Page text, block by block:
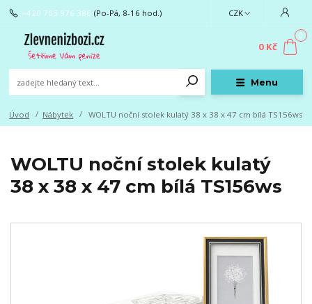
Menu
CZK
+420 705 976 386 (Po-Pá, 8-16 hod.)
0
0 Kč
Úvod Nábytek WOLTU noční stolek kulatý 38 x 38 x 47 cm bílá TS156ws
WOLTU noční stolek kulatý
38 x 38 x 47 cm bílá TS156ws